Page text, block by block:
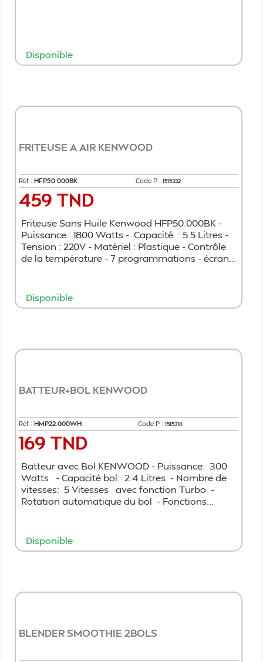
Disponible
FRITEUSE A AIR KENWOOD
Réf : HFP50 000BK Code P : 1515332
Prix
459 TND
Friteuse Sans Huile Kenwood HFP50.000BK -
Puissance : 1800 Watts - Capacité : 5.5 Litres -
Tension : 220V - Matériel : Plastique - Contrôle
de la température - 7 programmations - écran...
Disponible
BATTEUR+BOL KENWOOD
Réf : HMP22.000WH Code P : 1515310
Prix
169 TND
Batteur avec Bol KENWOOD - Puissance: 300
Watts - Capacité bol: 2.4 Litres - Nombre de
vitesses: 5 Vitesses avec fonction Turbo -
Rotation automatique du bol - Fonctions...
Disponible
BLENDER SMOOTHIE 2BOLS